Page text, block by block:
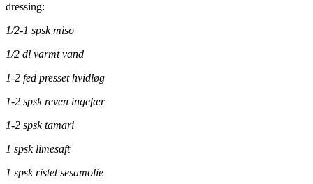
dressing:
1/2-1 spsk miso
1/2 dl varmt vand
1-2 fed presset hvidløg
1-2 spsk reven ingefær
1-2 spsk tamari
1 spsk limesaft
1 spsk ristet sesamolie